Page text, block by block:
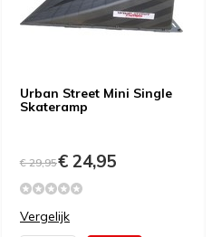
Urban Street Mini Single
Skateramp
€ 29,95€ 24,95
Vergelijk